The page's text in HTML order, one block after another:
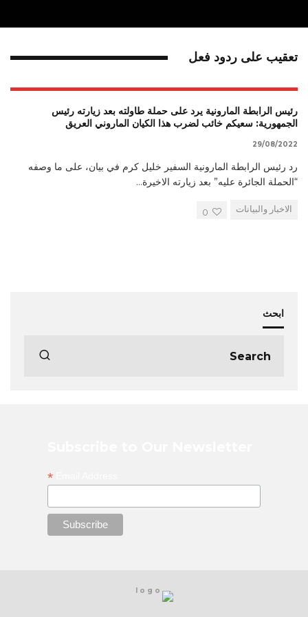
تعقيب على ردود فعل
رئيس الرابطة المارونية يرد على حملة طاولته بعد زيارته رئيس
الجمهورية: سعيكم خائب لضرب هذا الكيان الماروني العريق
29/08/2022
رد رئيس الرابطة المارونية السفير خليل كرم في بيان، على ما وصفه
“الحملة الجائرة عليه” بعد زيارته الاخيرة...
الاخبار والبيانات 0
ابحث
*